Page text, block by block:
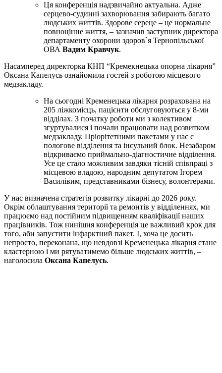
Ця конференція надзвичайно актуальна. Адже
серцево-судинні захворювання забирають багато
людських життів. Здорове сереце – це нормальне
повноцінне життя, – зазначив заступник директора
департаменту охорони здоров`я Тернопільської
ОВА Вадим Кравчук.
Насамперед директорка КНП “Кремекнецька опорна лікарня”
Оксана Капелусь ознайомила гостей з роботою місцевого
медзакладу.
На сьогодні Кременецька лікарня розрахована на
205 ліжкомісць, пацієнти обслуговуються у 8-ми
відділах. З початку роботи ми з колективом
згуртувалися і почали працювати над розвитком
медзакладу. Пріорітетними пакетами у нас є
пологове відділення та інсульний блок. Незабаром
відкриваємо приймально-діагностичне відділення.
Усе це стало можливим завдяки тісній співпраці з
місцевою владою, народним депутатом Ігорем
Василівим, представниками бізнесу, волонтерами.
У нас визначена стратегія розвитку лікарні до 2026 року.
Окрім облаштування території та ремонтів у відділеннях, ми
працюємо над постійним підвищенням кваліфікації наших
працівників. Тож нинішня конференція це важливий крок для
того, аби запустити інфарктний пакет. І, хоча це досить
непросто, переконана, що невдовзі Кременецька лікарня стане
кластерною і ми рятуватимемо більше людських життів, –
наголосила Оксана Капелусь.